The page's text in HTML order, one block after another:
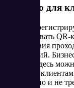
Удобство для
Клиенты
отсканировать
Все действия
приложений.
Wordom: здесь
управлять
интуитивно и не